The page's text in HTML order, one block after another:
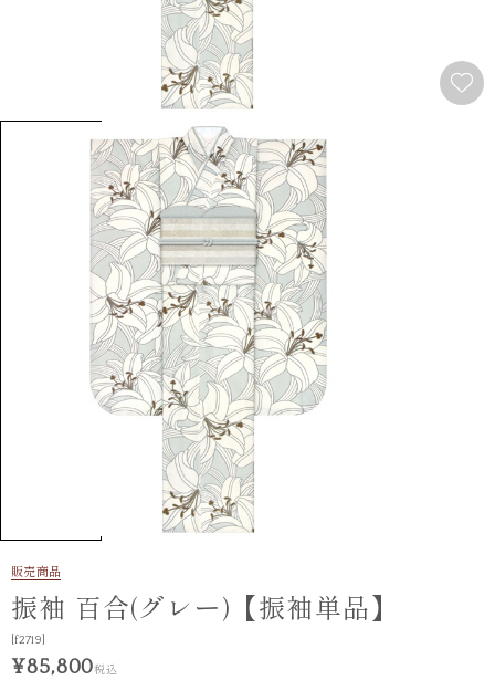
販売商品
振袖 百合(グレー)【振袖単品】
[f2719]
¥85,800税込